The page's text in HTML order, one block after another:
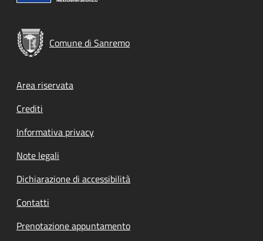
Comune di Sanremo
Footer menu
Area riservata
Crediti
Informativa privacy
Note legali
Dichiarazione di accessibilità
Contatti
Prenotazione appuntamento